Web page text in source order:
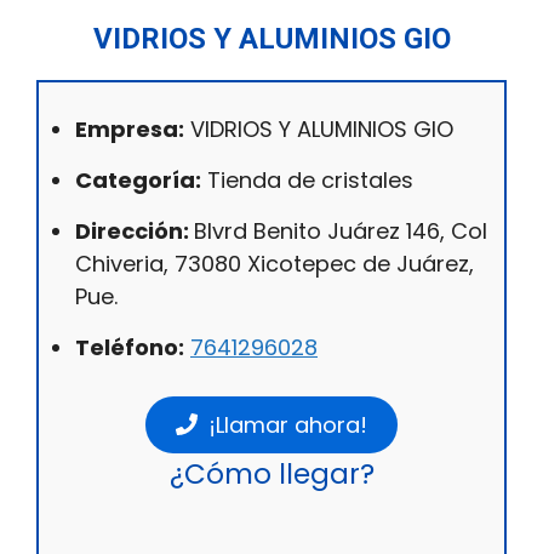
VIDRIOS Y ALUMINIOS GIO
Empresa: VIDRIOS Y ALUMINIOS GIO
Categoría: Tienda de cristales
Dirección: Blvrd Benito Juárez 146, Col
Chiveria, 73080 Xicotepec de Juárez,
Pue.
Teléfono: 7641296028
¡Llamar ahora!
¿Cómo llegar?